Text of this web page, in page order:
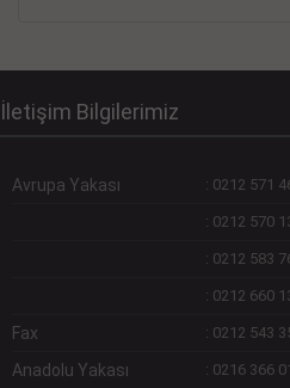
İletişim Bilgilerimiz
Avrupa Yakası : 0212 571
: 0212 570
: 0212 583
: 0212 660
Fax : 0212 543
Anadolu Yakası : 0216 366